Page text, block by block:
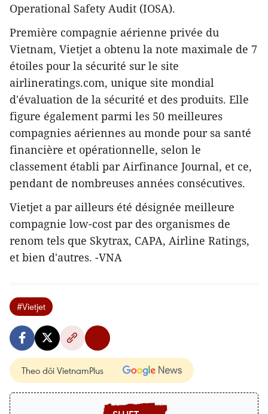
Operational Safety Audit (IOSA).
Première compagnie aérienne privée du
Vietnam, Vietjet a obtenu la note maximale de 7
étoiles pour la sécurité sur le site
airlineratings.com, unique site mondial
d'évaluation de la sécurité et des produits. Elle
figure également parmi les 50 meilleures
compagnies aériennes au monde pour sa santé
financière et opérationnelle, selon le
classement établi par Airfinance Journal, et ce,
pendant de nombreuses années consécutives.
Vietjet a par ailleurs été désignée meilleure
compagnie low-cost par des organismes de
renom tels que Skytrax, CAPA, Airline Ratings,
et bien d'autres. -VNA
#Vietjet
Theo dõi VietnamPlus